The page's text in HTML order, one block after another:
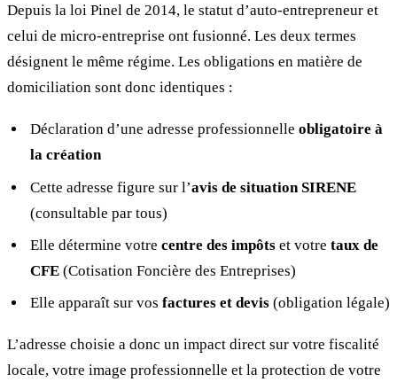
Depuis la loi Pinel de 2014, le statut d’auto-entrepreneur et
celui de micro-entreprise ont fusionné. Les deux termes
désignent le même régime. Les obligations en matière de
domiciliation sont donc identiques :
Déclaration d’une adresse professionnelle obligatoire à
la création
Cette adresse figure sur l’avis de situation SIRENE
(consultable par tous)
Elle détermine votre centre des impôtset votre taux de
CFE(Cotisation Foncière des Entreprises)
Elle apparaît sur vos factures et devis(obligation légale)
L’adresse choisie a donc un impact direct sur votre fiscalité
locale, votre image professionnelle et la protection de votre